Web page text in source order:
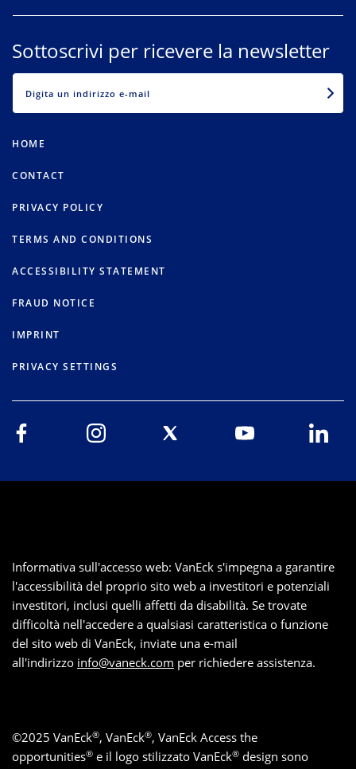
Sottoscrivi per ricevere la newsletter
HOME
CONTACT
PRIVACY POLICY
TERMS AND CONDITIONS
ACCESSIBILITY STATEMENT
FRAUD NOTICE
IMPRINT
PRIVACY SETTINGS
Informativa sull'accesso web: VanEck s'impegna a garantire
l'accessibilità del proprio sito web a investitori e potenziali
investitori, inclusi quelli affetti da disabilità. Se trovate
difficoltà nell'accedere a qualsiasi caratteristica o funzione
del sito web di VanEck, inviate una e-mail
all'indirizzo info@vaneck.com per richiedere assistenza.
©2025 VanEck®, VanEck®, VanEck Access the
opportunities® e il logo stilizzato VanEck® design sono